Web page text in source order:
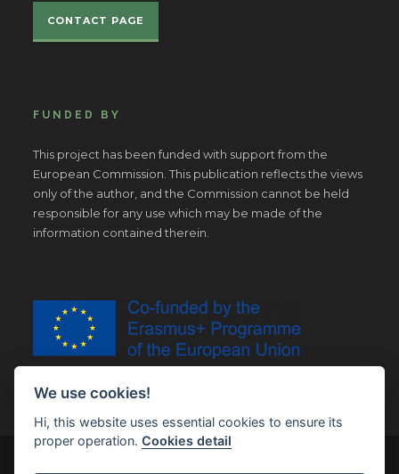
CONTACT PAGE
FUNDED BY
This project has been funded with support from the
European Commission. This publication reflects the views
only of the author, and the Commission cannot be held
responsible for any use which may be made of the
information contained therein.
We use cookies!
Hi, this website uses essential cookies to ensure its
proper operation.Cookies detail